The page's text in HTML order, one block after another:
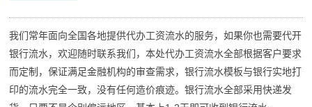
我们常年面向全国各地提供代办工资流水的服务，如果你也需要代开
银行流水，欢迎随时联系我们，本处代办工资流水全部根据客户要求
而定制，保证满足金融机构的审查需求，银行流水模板与银行实地打
印的流水完全一致，没有任何造价痕迹。银行流水全部采用快递发